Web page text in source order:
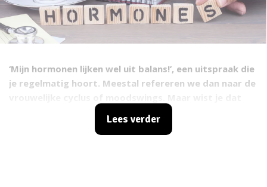
‘Mijn hormonen lijken wel uit balans!’, een uitspraak die
je regelmatig hoort. Meestal refereren we dan naar de
onze hormonen nog veel meer regelen in ons lichaam?
En weet je eigenlijk wel wat ‘hormonen’ precies zijn?
Lees verder